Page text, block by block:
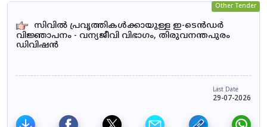
Other Tender
സിവിൽ പ്രവൃത്തികൾക്കായുള്ള ഇ-ടെൻഡർ
വിജ്ഞാപനം - വന്യജീവി വിഭാഗം, തിരുവനന്തപുരം
ഡിവിഷൻ
Last Date
29-07-2026